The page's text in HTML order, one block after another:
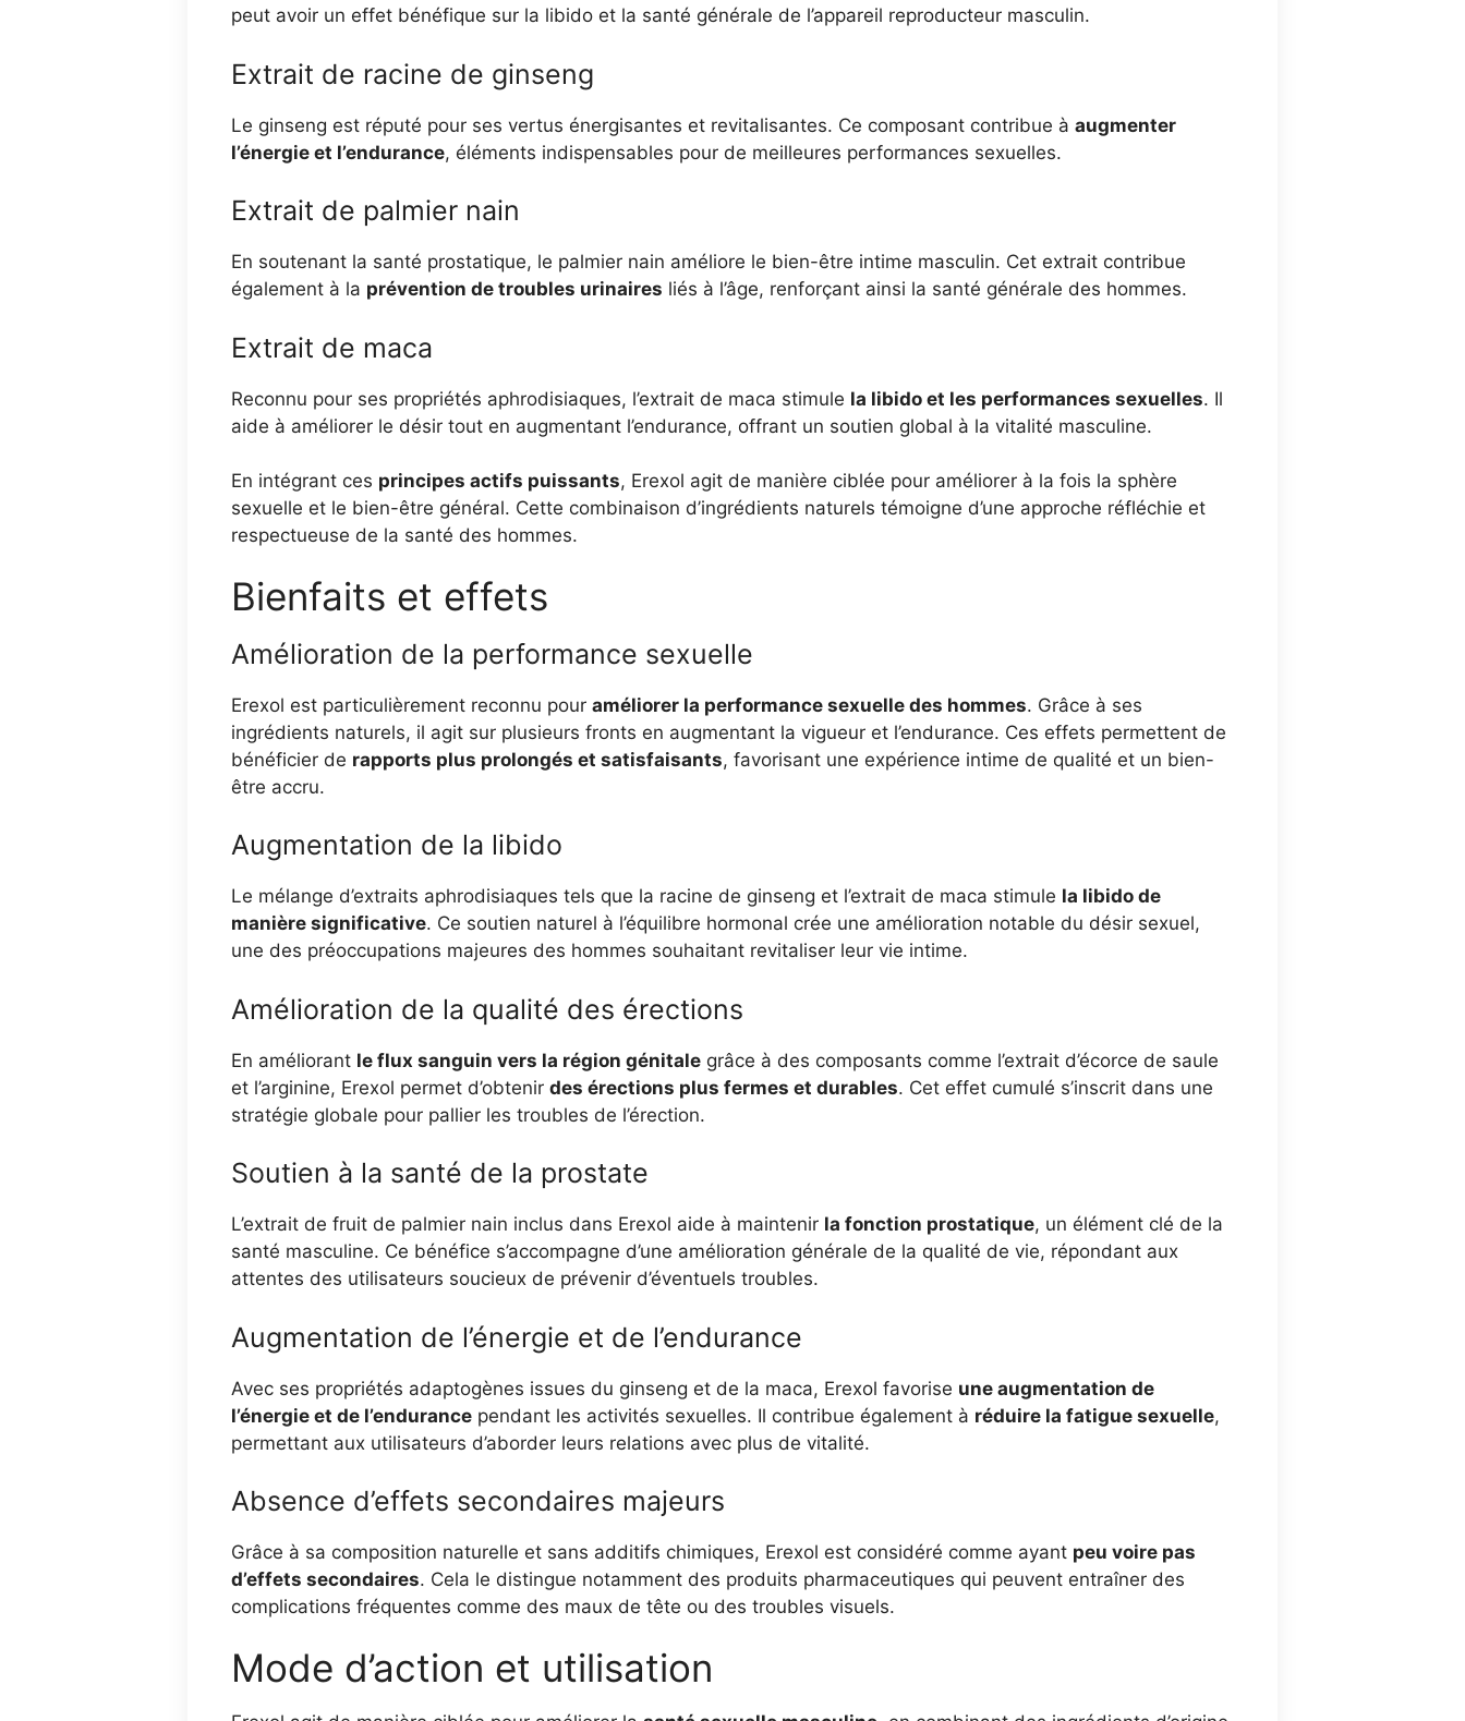
peut avoir un effet bénéfique sur la libido et la santé générale de l’appareil reproducteur masculin.
Extrait de racine de ginseng
Le ginseng est réputé pour ses vertus énergisantes et revitalisantes. Ce composant contribue à augmenter
l’énergie et l’endurance, éléments indispensables pour de meilleures performances sexuelles.
Extrait de palmier nain
En soutenant la santé prostatique, le palmier nain améliore le bien-être intime masculin. Cet extrait contribue
également à la prévention de troubles urinaires liés à l’âge, renforçant ainsi la santé générale des hommes.
Extrait de maca
Reconnu pour ses propriétés aphrodisiaques, l’extrait de maca stimule la libido et les performances sexuelles. Il
aide à améliorer le désir tout en augmentant l’endurance, offrant un soutien global à la vitalité masculine.
En intégrant ces principes actifs puissants, Erexol agit de manière ciblée pour améliorer à la fois la sphère
sexuelle et le bien-être général. Cette combinaison d’ingrédients naturels témoigne d’une approche réfléchie et
respectueuse de la santé des hommes.
Bienfaits et effets
Amélioration de la performance sexuelle
Erexol est particulièrement reconnu pour améliorer la performance sexuelle des hommes. Grâce à ses
ingrédients naturels, il agit sur plusieurs fronts en augmentant la vigueur et l’endurance. Ces effets permettent de
bénéficier de rapports plus prolongés et satisfaisants, favorisant une expérience intime de qualité et un bien-
être accru.
Augmentation de la libido
Le mélange d’extraits aphrodisiaques tels que la racine de ginseng et l’extrait de maca stimule la libido de
manière significative. Ce soutien naturel à l’équilibre hormonal crée une amélioration notable du désir sexuel,
une des préoccupations majeures des hommes souhaitant revitaliser leur vie intime.
Amélioration de la qualité des érections
En améliorant le flux sanguin vers la région génitale grâce à des composants comme l’extrait d’écorce de saule
et l’arginine, Erexol permet d’obtenir des érections plus fermes et durables. Cet effet cumulé s’inscrit dans une
stratégie globale pour pallier les troubles de l’érection.
Soutien à la santé de la prostate
L’extrait de fruit de palmier nain inclus dans Erexol aide à maintenir la fonction prostatique, un élément clé de la
santé masculine. Ce bénéfice s’accompagne d’une amélioration générale de la qualité de vie, répondant aux
attentes des utilisateurs soucieux de prévenir d’éventuels troubles.
Augmentation de l’énergie et de l’endurance
Avec ses propriétés adaptogènes issues du ginseng et de la maca, Erexol favorise une augmentation de
l’énergie et de l’endurance pendant les activités sexuelles. Il contribue également à réduire la fatigue sexuelle,
permettant aux utilisateurs d’aborder leurs relations avec plus de vitalité.
Absence d’effets secondaires majeurs
Grâce à sa composition naturelle et sans additifs chimiques, Erexol est considéré comme ayant peu voire pas
d’effets secondaires. Cela le distingue notamment des produits pharmaceutiques qui peuvent entraîner des
complications fréquentes comme des maux de tête ou des troubles visuels.
Mode d’action et utilisation